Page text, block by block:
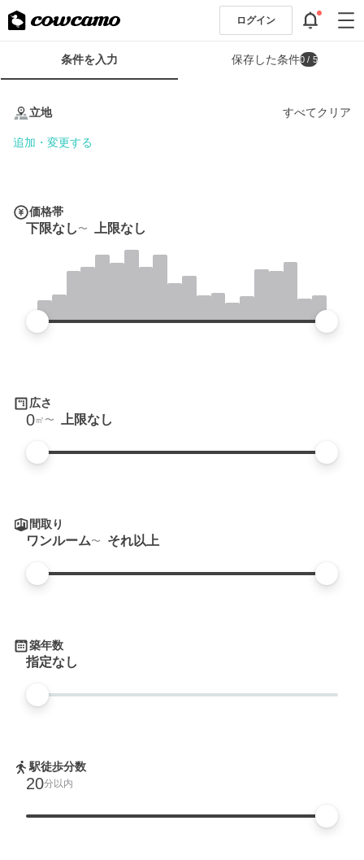
ログイン
条
条件を入力 保存した条件0 / 5
立地 すべてクリア
追加・変更する
価格帯
下限なし 上限なし
広さ
0㎡ 上限なし
間取り
ワンルーム それ以上
築年数
指定なし
駅徒歩分数
20分以内